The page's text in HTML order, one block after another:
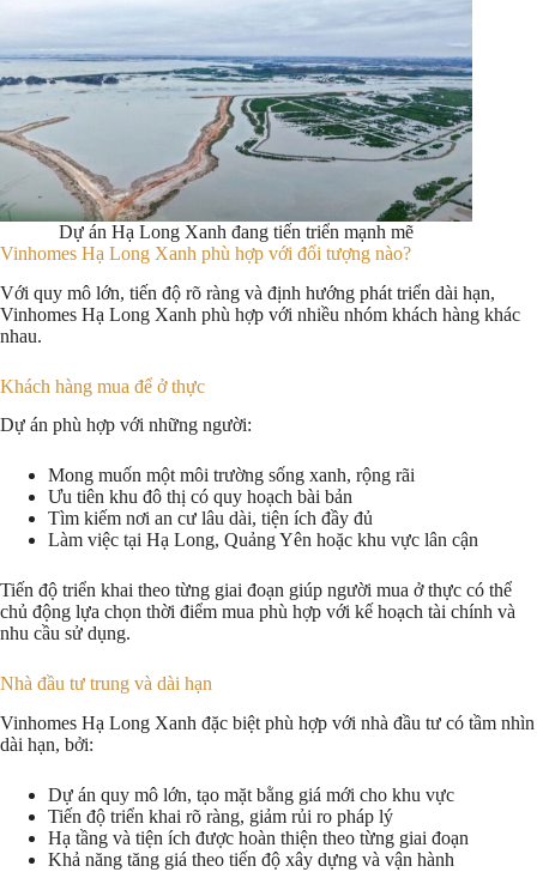
Dự án Hạ Long Xanh đang tiến triển mạnh mẽ
Vinhomes Hạ Long Xanh phù hợp với đối tượng nào?
Với quy mô lớn, tiến độ rõ ràng và định hướng phát triển dài hạn,
Vinhomes Hạ Long Xanh phù hợp với nhiều nhóm khách hàng khác
nhau.
Khách hàng mua để ở thực
Dự án phù hợp với những người:
Mong muốn một môi trường sống xanh, rộng rãi
Ưu tiên khu đô thị có quy hoạch bài bản
Tìm kiếm nơi an cư lâu dài, tiện ích đầy đủ
Làm việc tại Hạ Long, Quảng Yên hoặc khu vực lân cận
Tiến độ triển khai theo từng giai đoạn giúp người mua ở thực có thể
chủ động lựa chọn thời điểm mua phù hợp với kế hoạch tài chính và
nhu cầu sử dụng.
Nhà đầu tư trung và dài hạn
Vinhomes Hạ Long Xanh đặc biệt phù hợp với nhà đầu tư có tầm nhìn
dài hạn, bởi:
Dự án quy mô lớn, tạo mặt bằng giá mới cho khu vực
Tiến độ triển khai rõ ràng, giảm rủi ro pháp lý
Hạ tầng và tiện ích được hoàn thiện theo từng giai đoạn
Khả năng tăng giá theo tiến độ xây dựng và vận hành